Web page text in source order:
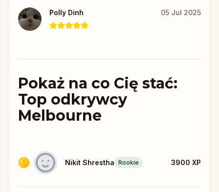
Polly Dinh 05 Jul 2025
Pokaż na co Cię stać:
Top odkrywcy
Melbourne
Nikit Shrestha Rookie 3900 XP